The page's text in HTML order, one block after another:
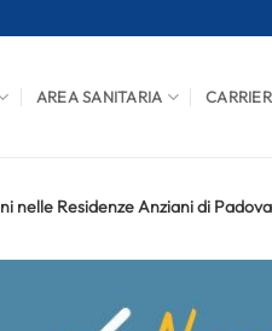
AREA SANITARIA
nelle Residenze Anziani di Padova